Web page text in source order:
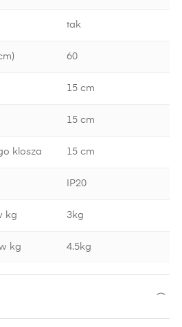
tak
60
15 cm
15 cm
klosza 15 cm
IP20
kg 3kg
kg 4.5kg